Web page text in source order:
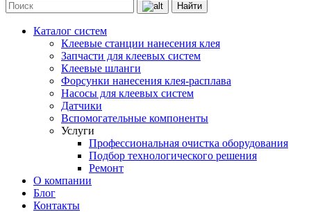
Найти
Каталог систем
Клеевые станции нанесения клея
Запчасти для клеевых систем
Клеевые шланги
Форсунки нанесения клея-расплава
Насосы для клеевых систем
Датчики
Вспомогательные компоненты
Услуги
Профессиональная очистка оборудования
Подбор технологического решения
Ремонт
О компании
Блог
Контакты